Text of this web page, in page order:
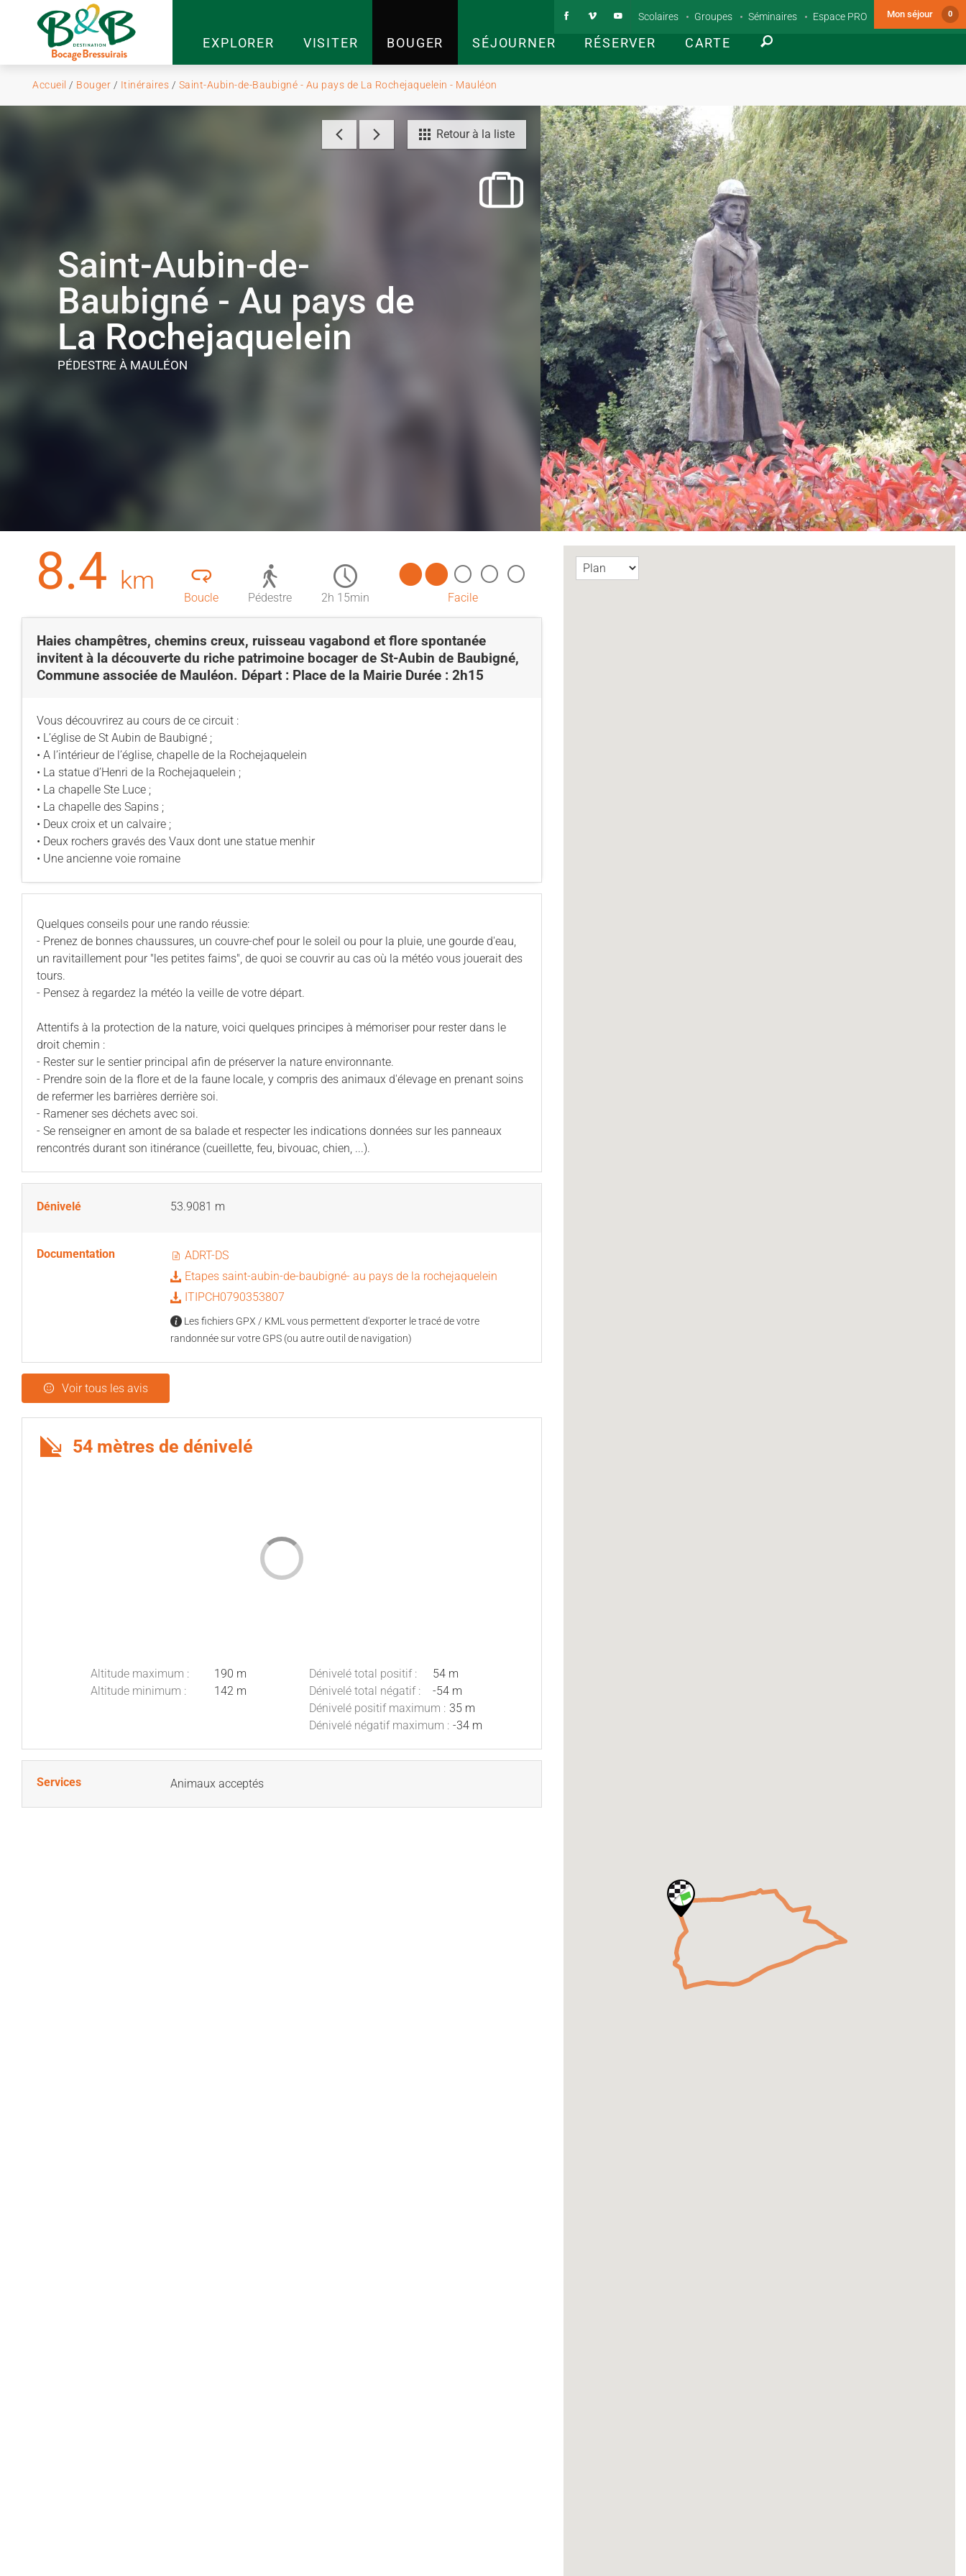
EXPLORER VISITER BOUGER SÉJOURNER RÉSERVER CARTE
Scolaires Groupes Séminaires Espace PRO Mon séjour 0
Accueil / Bouger / Itinéraires / Saint-Aubin-de-Baubigné - Au pays de La Rochejaquelein - Mauléon
Retour à la liste
Saint-Aubin-de-
Baubigné - Au pays de
La Rochejaquelein
PÉDESTRE À MAULÉON
8.4 km
Boucle Pédestre 2h 15min Facile
Haies champêtres, chemins creux, ruisseau vagabond et flore spontanée
invitent à la découverte du riche patrimoine bocager de St-Aubin de Baubigné,
Commune associée de Mauléon. Départ : Place de la Mairie Durée : 2h15
Vous découvrirez au cours de ce circuit :
• L’église de St Aubin de Baubigné ;
• A l’intérieur de l’église, chapelle de la Rochejaquelein
• La statue d’Henri de la Rochejaquelein ;
• La chapelle Ste Luce ;
• La chapelle des Sapins ;
• Deux croix et un calvaire ;
• Deux rochers gravés des Vaux dont une statue menhir
• Une ancienne voie romaine
Quelques conseils pour une rando réussie:
- Prenez de bonnes chaussures, un couvre-chef pour le soleil ou pour la pluie, une gourde d'eau,
un ravitaillement pour "les petites faims", de quoi se couvrir au cas où la météo vous jouerait des
tours.
- Pensez à regardez la météo la veille de votre départ.
Attentifs à la protection de la nature, voici quelques principes à mémoriser pour rester dans le
droit chemin :
- Rester sur le sentier principal afin de préserver la nature environnante.
- Prendre soin de la flore et de la faune locale, y compris des animaux d'élevage en prenant soins
de refermer les barrières derrière soi.
- Ramener ses déchets avec soi.
- Se renseigner en amont de sa balade et respecter les indications données sur les panneaux
rencontrés durant son itinérance (cueillette, feu, bivouac, chien, ...).
Dénivelé 53.9081 m
Documentation
ADRT-DS
Etapes saint-aubin-de-baubigné- au pays de la rochejaquelein
ITIPCH0790353807
Les fichiers GPX / KML vous permettent d'exporter le tracé de votre
randonnée sur votre GPS (ou autre outil de navigation)
Voir tous les avis
54 mètres de dénivelé
Altitude maximum :
190 m
Altitude minimum :
142 m
Dénivelé total positif :
54 m
Dénivelé total négatif :
-54 m
Dénivelé positif maximum : 35 m
Dénivelé négatif maximum : -34 m
Services Animaux acceptés